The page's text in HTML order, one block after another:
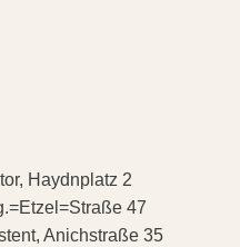
Haydnplatz 2
47
Anichstraße 35